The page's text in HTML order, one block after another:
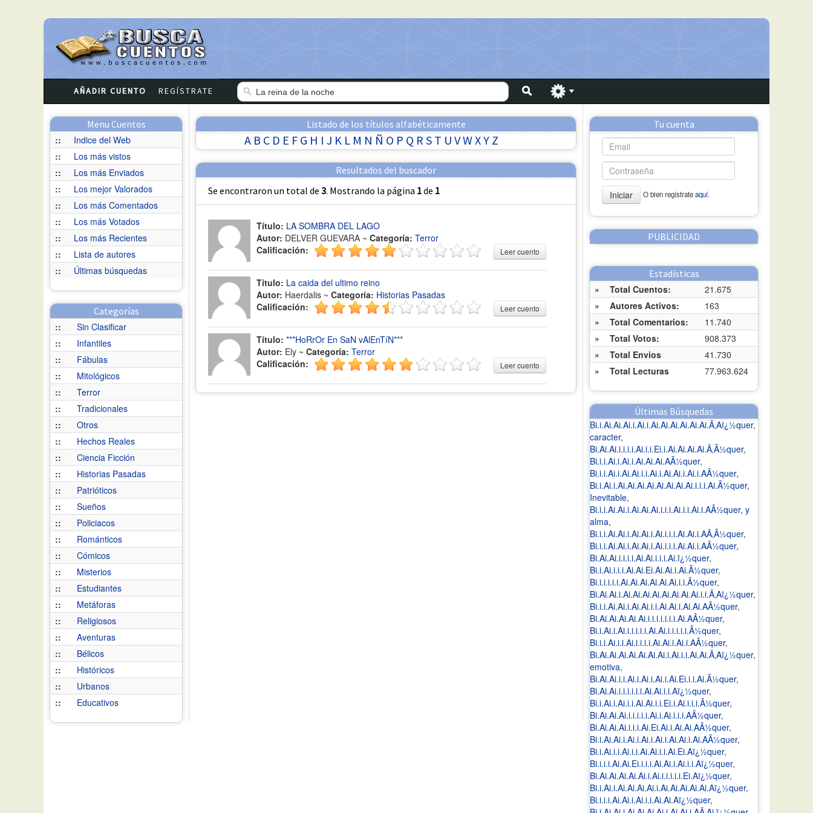
AÑADIR CUENTO REGÍSTRATE
Menu Cuentos
::
Indice del Web
::
Los más vistos
::
Los más Enviados
::
Los mejor Valorados
::
Los más Comentados
::
Los más Votados
::
Los más Recientes
::
Lista de autores
::
Últimas búsquedas
Categorías
::
Sin Clasificar
::
Infantiles
::
Fábulas
::
Mitológicos
::
Terror
::
Tradicionales
::
Otros
::
Hechos Reales
::
Ciencia Ficción
::
Historias Pasadas
::
Patrióticos
::
Sueños
::
Policiacos
::
Románticos
::
Cómicos
::
Misterios
::
Estudiantes
::
Metáforas
::
Religiosos
::
Aventuras
::
Bélicos
::
Históricos
::
Urbanos
::
Educativos
Listado de los títulos alfabéticamente
A B C D E F G H I J K L M N Ñ O P Q R S T U VWXY Z
Resultados del buscador
Se encontraron un total de 3. Mostrando la página 1de 1
Título: LA SOMBRA DEL LAGO
Autor: DELVER GUEVARA ~ Categoría: Terror
Calificación:
Leer cuento
Título: La caida del ultimo reino
Autor: Haerdalis ~ Categoría: Historias Pasadas
Calificación:
Leer cuento
Título: ***HoRrOr En SaN vAlEnTíN***
Autor: Ely ~ Categoría: Terror
Calificación:
Leer cuento
Tu cuenta
Iniciar O bien regístrateaquí.
PUBLICIDAD
Estadísticas
»
Total Cuentos:
21.675
»
Autores Activos:
163
»
Total Comentarios:
11.740
»
Total Votos:
908.373
»
Total Envios
41.730
»
Total Lecturas 77.963.624
Últimas Búsquedas
Bi.i.Ai.Ai.Ai.i.Ai.i.Ai.Ai.Ai.Ai.Ai.Ai.Ã‚Aï¿½quer,
caracter,
Bi.Ai.Ai.i.i.i.i.Ai.i.i.Ei.i.Ai.Ai.Ai.Ai.Ã‚Â½quer,
Bi.i.i.Ai.i.Ai.i.Ai.Ai.Ai.AÂ½quer,
Bi.i.i.Ai.i.Ai.Ai.i.i.Ai.i.Ai.Ai.i.Ai.i.AÂ½quer,
Bi.i.Ai.i.Ai.Ai.Ai.Ai.Ai.Ai.Ai.Ai.i.i.i.Ai.Â½quer,
Inevitable,
Bi.i.i.Ai.Ai.i.Ai.Ai.Ai.i.i.i.Ai.i.i.Ai.i.AÂ½quer, y
alma,
Bi.i.i.Ai.Ai.i.Ai.Ai.i.Ai.i.i.i.Ai.Ai.i.AÃ‚Â½quer,
Bi.i.i.Ai.Ai.i.Ai.Ai.i.Ai.i.i.i.Ai.Ai.i.AÂ½quer,
Bi.Ai.Ai.i.i.i.i.Ai.Ai.i.i.i.Ai.ï¿½quer,
Bi.i.Ai.i.i.i.Ai.Ai.Ei.Ai.Ai.i.Ai.Â½quer,
Bi.i.i.i.i.i.Ai.Ai.Ai.Ai.Ai.Ai.i.i.Â½quer,
Bi.Ai.Ai.i.Ai.Ai.Ai.Ai.Ai.Ai.Ai.Ai.i.i.Ã‚Aï¿½quer,
Bi.i.i.Ai.Ai.i.Ai.Ai.i.i.Ai.Ai.i.Ai.Ai.AÂ½quer,
Bi.Ai.Ai.Ai.Ai.Ai.i.i.i.i.i.i.i.Ai.AÂ½quer,
Bi.i.Ai.i.Ai.i.i.i.i.i.Ai.Ai.i.i.i.i.i.Â½quer,
Bi.i.i.Ai.i.i.Ai.i.i.i.i.Ai.Ai.i.Ai.i.AÂ½quer,
Bi.Ai.Ai.Ai.Ai.Ai.Ai.Ai.i.Ai.i.i.Ai.Ai.Ã‚Aï¿½quer,
emotiva,
Bi.Ai.Ai.i.i.Ai.i.Ai.i.Ai.i.Ai.Ei.i.i.Ai.Â½quer,
Bi.Ai.Ai.i.i.i.i.i.i.Ai.Ai.i.i.Aï¿½quer,
Bi.i.Ai.i.Ai.i.i.Ai.Ai.i.i.Ei.i.Ai.i.i.i.Â½quer,
Bi.Ai.Ai.Ai.i.i.i.i.i.Ai.i.Ai.i.i.i.AÂ½quer,
Bi.Ai.Ai.Ai.i.i.i.Ai.Ei.Ai.i.Ai.Ai.AÂ½quer,
Bi.i.Ai.Ai.i.Ai.i.Ai.i.Ai.i.Ai.Ai.i.Ai.AÂ½quer,
Bi.i.Ai.i.i.Ai.i.i.Ai.Ai.i.i.Ai.Ei.Aï¿½quer,
Bi.i.i.i.Ai.Ai.Ei.i.i.i.Ai.Ai.i.Ai.i.i.Aï¿½quer,
Bi.Ai.Ai.Ai.Ai.Ai.i.Ai.i.i.i.i.i.Ei.Aï¿½quer,
Bi.i.Ai.i.Ai.Ai.Ai.Ai.i.Ai.Ai.Ai.Ai.Ai.Aï¿½quer,
Bi.i.i.i.Ai.Ai.i.Ai.i.i.Ai.Ai.Aï¿½quer,